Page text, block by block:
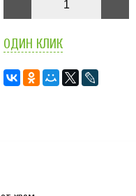
ОДИН КЛИК